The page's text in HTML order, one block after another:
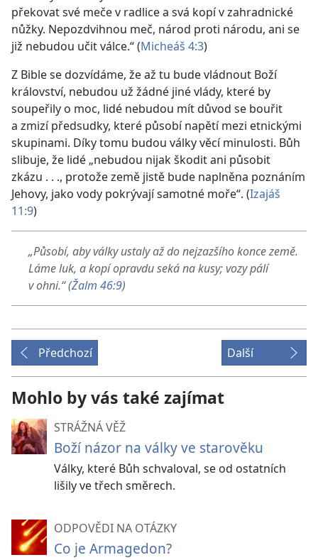
překovat své meče v radlice a svá kopí v zahradnické
nůžky. Nepozdvihnou meč, národ proti národu, ani se
již nebudou učit válce.“ (Micheáš 4:3)
Z Bible se dozvídáme, že až tu bude vládnout Boží
království, nebudou už žádné jiné vlády, které by
soupeřily o moc, lidé nebudou mít důvod se bouřit
a zmizí předsudky, které působí napětí mezi etnickými
skupinami. Díky tomu budou války věcí minulosti. Bůh
slibuje, že lidé „nebudou nijak škodit ani působit
zkázu . . ., protože země jistě bude naplněna poznáním
Jehovy, jako vody pokrývají samotné moře“. (Izajáš
11:9)
„Působí, aby války ustaly až do nejzazšího konce země.
Láme luk, a kopí opravdu seká na kusy; vozy pálí
v ohni.“ (Žalm 46:9)
Předchozí Další
Mohlo by vás také zajímat
STRÁŽNÁ VĚŽ
Boží názor na války ve starověku
Války, které Bůh schvaloval, se od ostatních
lišily ve třech směrech.
ODPOVĚDI NA OTÁZKY
Co je Armagedon?